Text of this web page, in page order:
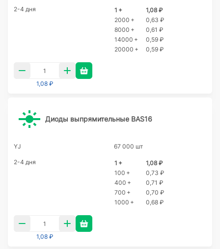
2-4 дня 1 +
1,08 ₽
2000 +
0,63 ₽
8000 +
0,61 ₽
14000 +
0,59 ₽
20000 +
0,59 ₽
1,08 ₽
Диоды выпрямительные BAS16
YJ 67 000 шт
2-4 дня 1 +
1,08 ₽
100 +
0,73 ₽
400 +
0,71 ₽
700 +
0,70 ₽
1000 +
0,68 ₽
1,08 ₽